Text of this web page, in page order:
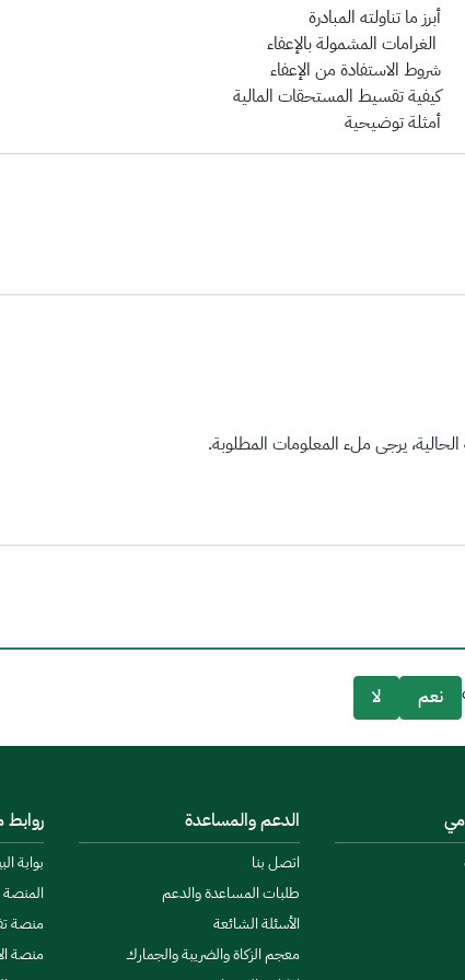
​أبرز ما تناولته المبادرة
الغرامات المشمولة بالإعفاء
شروط الاستفادة من الإعفاء
كيفية تقسيط المستحقات المالية
أمثلة توضيحية
يرجى ملء المعلومات المطلوبة.
نعم لا
الدعم والمساعدة
اتصل بنا
طلبات المساعدة والدعم
الأسئلة الشائعة
معجم الزكاة والضريبة والجمارك
بوابة
المنصة
منصة
منصة